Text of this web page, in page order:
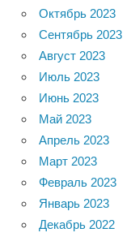
Октябрь 2023
Сентябрь 2023
Август 2023
Июль 2023
Июнь 2023
Май 2023
Апрель 2023
Март 2023
Февраль 2023
Январь 2023
Декабрь 2022